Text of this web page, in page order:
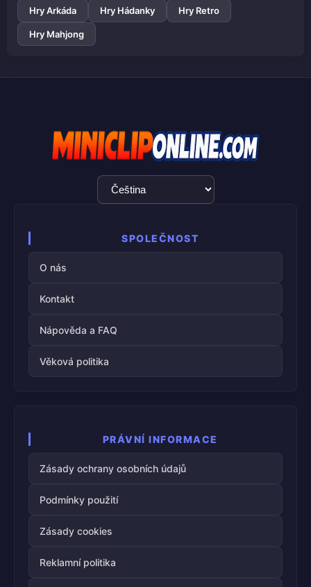
Hry Arkáda Hry Hádanky Hry Retro
Hry Mahjong
Výběr
jazyka
SPOLEČNOST
O nás
Kontakt
Nápověda a FAQ
Věková politika
PRÁVNÍ INFORMACE
Zásady ochrany osobních údajů
Podmínky použití
Zásady cookies
Reklamní politika